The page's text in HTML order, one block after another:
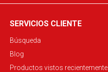
SERVICIOS CLIENTE
Búsqueda
Blog
Productos vistos recientemente